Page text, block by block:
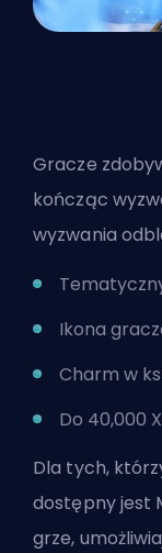
Gracze
kończąc
wyzwania
Ikona
Charm w
Do 40,000
Dla tych,
dostępny jest
grze,